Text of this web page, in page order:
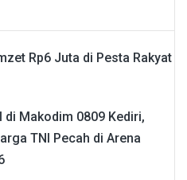
Rp6 Juta di Pesta Rakyat
di Makodim 0809 Kediri,
TNI Pecah di Arena